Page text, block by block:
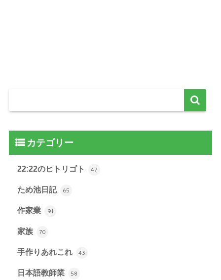
カテゴリー
22:22のヒトリゴト 47
ため池日記 65
作家業 91
家族 70
手作りあれこれ 43
日本語教師業 58